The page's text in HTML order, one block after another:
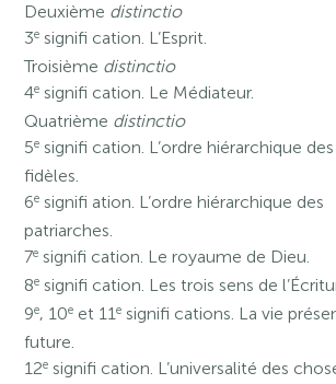
Deuxième distinctio
3e signifi cation. L’Esprit.
Troisième distinctio
4e signifi cation. Le Médiateur.
Quatrième distinctio
5e signifi cation. L’ordre hiérarchique des
fidèles.
6e signifi ation. L’ordre hiérarchique des
patriarches.
7e signifi cation. Le royaume de Dieu.
8e signifi cation. Les trois sens de
9e, 10e et 11e signifi cations. La vie
future.
12e signifi cation. L’universalité des